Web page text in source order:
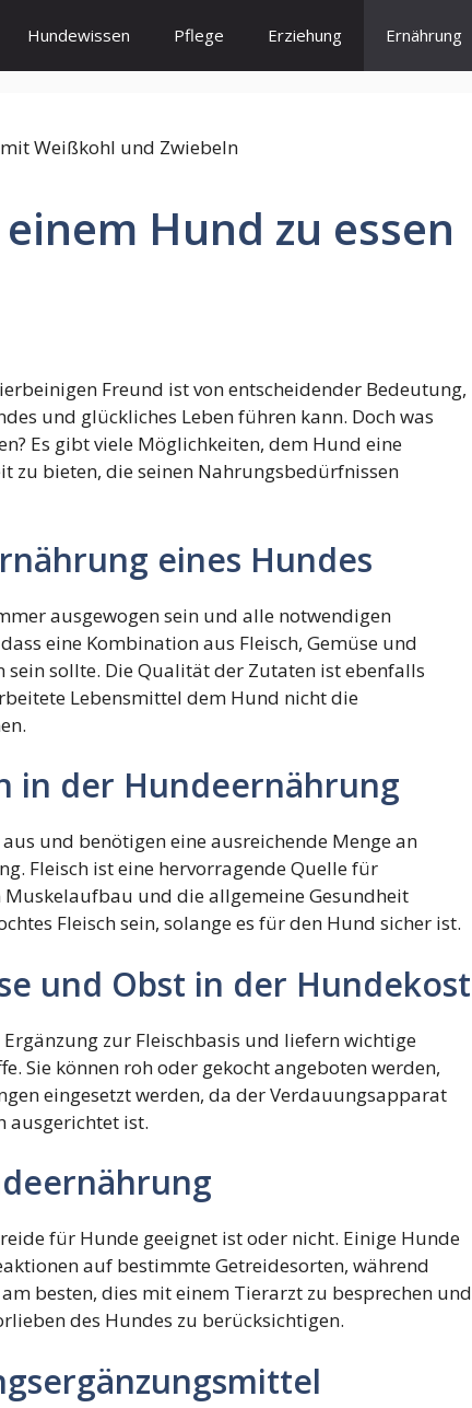
Hundewissen Pflege Erziehung Ernährung
Hund zu essen
Freund ist von entscheidender Bedeutung,
und glückliches Leben führen kann. Doch was
Es gibt viele Möglichkeiten, dem Hund eine
zu bieten, die seinen Nahrungsbedürfnissen
eines Hundes
ausgewogen sein und alle notwendigen
eine Kombination aus Fleisch, Gemüse und
sollte. Die Qualität der Zutaten ist ebenfalls
Lebensmittel dem Hund nicht die
in der Hundeernährung
und benötigen eine ausreichende Menge an
Fleisch ist eine hervorragende Quelle für
und die allgemeine Gesundheit
Fleisch sein, solange es für den Hund sicher ist.
und Obst in der Hundekost
zur Fleischbasis und liefern wichtige
Sie können roh oder gekocht angeboten werden,
eingesetzt werden, da der Verdauungsapparat
ausgerichtet ist.
für Hunde geeignet ist oder nicht. Einige Hunde
auf bestimmte Getreidesorten, während
besten, dies mit einem Tierarzt zu besprechen und
des Hundes zu berücksichtigen.